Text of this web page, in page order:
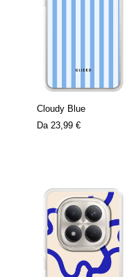
Cloudy Blue
Da 23,99 €